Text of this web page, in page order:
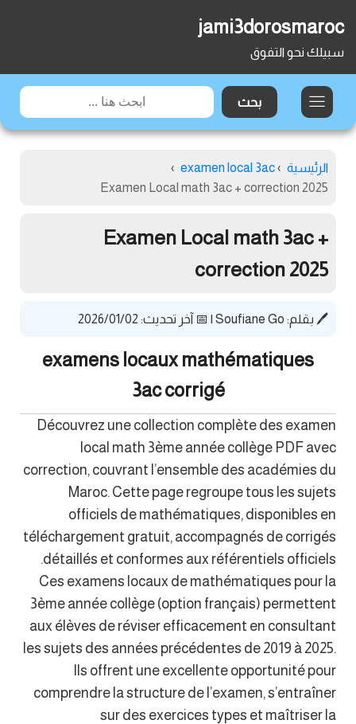
jami3dorosmaroc
سبيلك نحو التفوق
الرئيسية ›
examen local 3ac
›
Examen Local math 3ac + correction 2025
Examen Local math 3ac +
correction 2025
🖊️ بقلم: Soufiane Go
| 📅 آخر تحديث: 2026/01/02
examens locaux mathématiques
3ac corrigé
Découvrez une collection complète des examen
local math 3ème année collège PDF avec
correction, couvrant l’ensemble des académies du
Maroc. Cette page regroupe tous les sujets
officiels de mathématiques, disponibles en
téléchargement gratuit, accompagnés de corrigés
détaillés et conformes aux référentiels officiels.
Ces examens locaux de mathématiques pour la
3ème année collège (option français) permettent
aux élèves de réviser efficacement en consultant
les sujets des années précédentes de 2019 à 2025.
Ils offrent une excellente opportunité pour
comprendre la structure de l’examen, s’entraîner
sur des exercices types et maîtriser la